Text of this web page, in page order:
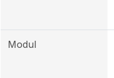
Modul